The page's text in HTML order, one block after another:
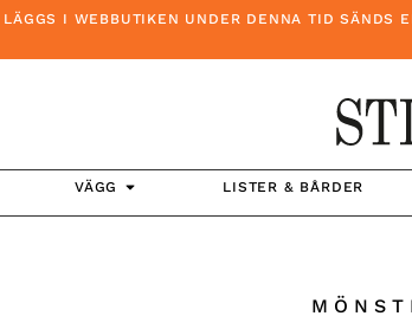
UNDER DENNA TID SÄNDS EFTER
VÄGG LISTER & BÅRDER